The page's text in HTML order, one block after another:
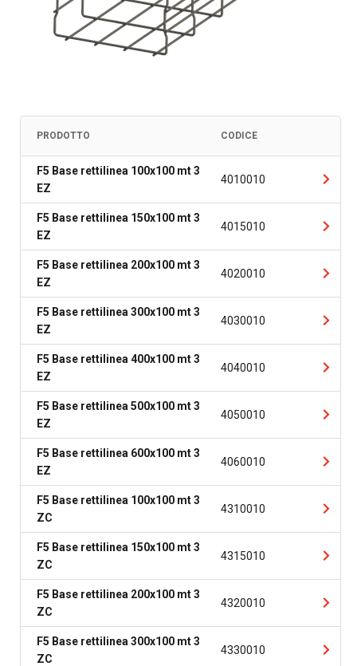
PRODOTTO CODICE
F5 Base rettilinea 100x100 mt 3
EZ
4010010
F5 Base rettilinea 150x100 mt 3
EZ
4015010
F5 Base rettilinea 200x100 mt 3
EZ
4020010
F5 Base rettilinea 300x100 mt 3
EZ
4030010
F5 Base rettilinea 400x100 mt 3
EZ
4040010
F5 Base rettilinea 500x100 mt 3
EZ
4050010
F5 Base rettilinea 600x100 mt 3
EZ
4060010
F5 Base rettilinea 100x100 mt 3
ZC
4310010
F5 Base rettilinea 150x100 mt 3
ZC
4315010
F5 Base rettilinea 200x100 mt 3
ZC
4320010
F5 Base rettilinea 300x100 mt 3
ZC
4330010